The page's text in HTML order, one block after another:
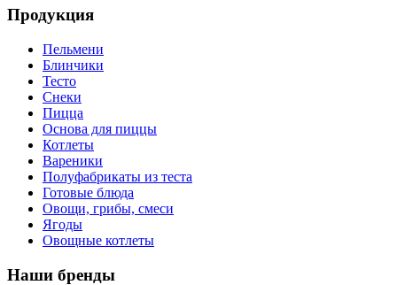
Продукция
Пельмени
Блинчики
Тесто
Снеки
Пицца
Основа для пиццы
Котлеты
Вареники
Полуфабрикаты из теста
Готовые блюда
Овощи, грибы, смеси
Ягоды
Овощные котлеты
Наши бренды